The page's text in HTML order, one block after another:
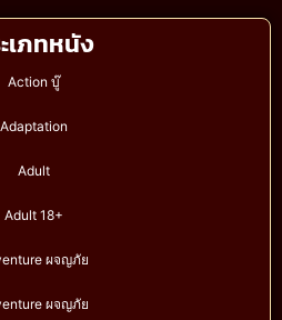
เภทหนัง
Action บู๊
Adaptation
Adult
Adult 18+
ผจญภัย
ผจญภัย